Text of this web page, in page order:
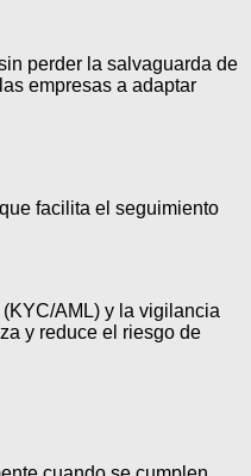
perder la salvaguarda de
empresas a adaptar
facilita el seguimiento
AML) y la vigilancia
y reduce el riesgo de